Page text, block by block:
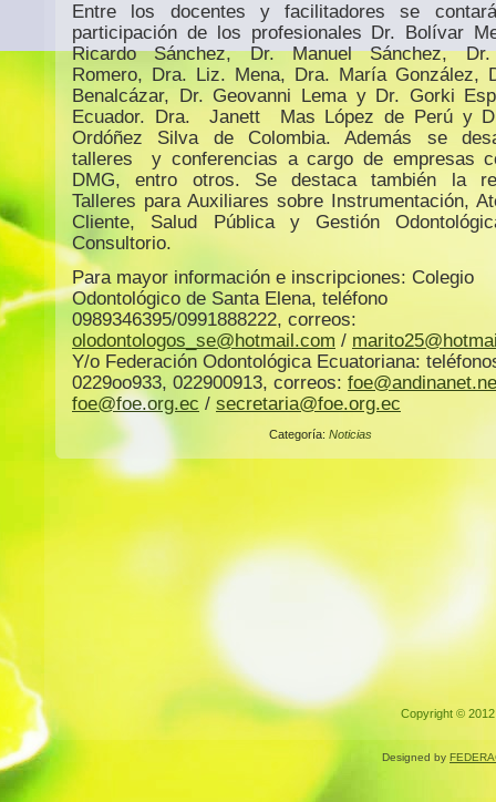
Entre los docentes y facilitadores se
participación de los profesionales Dr. Bolívar
Ricardo Sánchez, Dr. Manuel Sánchez,
Romero, Dra. Liz. Mena, Dra. María González,
Benalcázar, Dr. Geovanni Lema y Dr. Gorki
Ecuador. Dra.
Janett
Mas López de Perú y
Ordóñez Silva de Colombia. Además se
talleres
y conferencias a cargo de empresas
DMG, entro otros. Se destaca también la
Talleres para Auxiliares sobre Instrumentación,
Cliente, Salud Pública y Gestión
Consultorio.
Para mayor información e inscripciones: Colegio
Odontológico de Santa Elena, teléfono
0989346395/0991888222, correos:
olodontologos_se@hotmail.com /
Y/o Federación Odontológica Ecuatoriana:
0229oo933, 022900913, correos:
foe@foe.org.ec / secretaria@foe.org.ec
Categoría: Noticias
Copyright ©
Designed by